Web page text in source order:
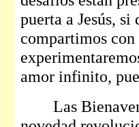
puerta a Jesús,
compartimos
amor infinito,
Las